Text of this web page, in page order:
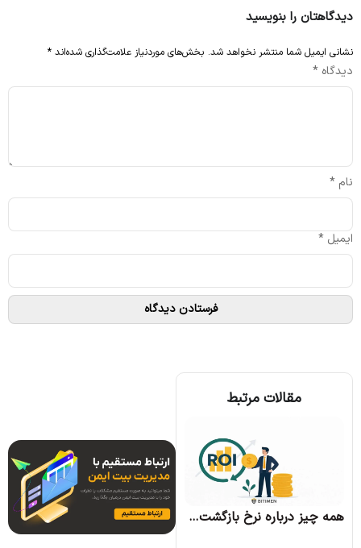
دیدگاهتان را بنویسید
نشانی ایمیل شما منتشر نخواهد شد. بخش‌های موردنیاز علامت‌گذاری شده‌اند *
دیدگاه *
نام *
ایمیل *
مقالات مرتبط
همه چیز درباره نرخ بازگشت سرمایه و نحوه محاسبه آن